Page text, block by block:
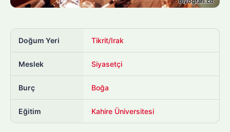
Doğum Yeri Tikrit/Irak
Meslek Siyasetçi
Burç Boğa
Eğitim Kahire Üniversitesi